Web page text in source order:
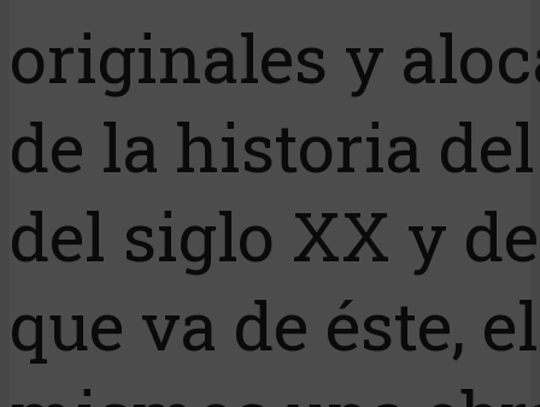
originales y
de la historia
del siglo XX y
que va de éste,